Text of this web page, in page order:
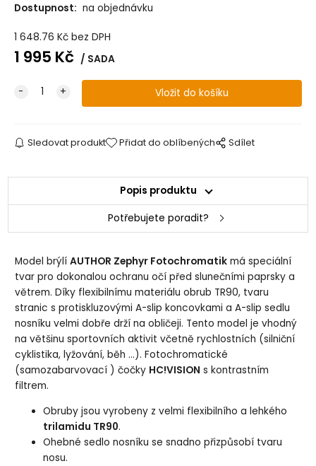
Dostupnost: na objednávku
1 648.76 Kč bez DPH
1 995 Kč SADA
Sledovat produkt Přidat do oblíbených Sdílet
Popis produktu
Potřebujete poradit?
Model brýlíAUTHOR Zephyr Fotochromatik má speciální
tvar pro dokonalou ochranu očí před slunečními paprsky a
větrem. Díky flexibilnímu materiálu obrub TR90, tvaru
stranic s protiskluzovými A-slip koncovkami a A-slip sedlu
nosníku velmi dobře drží na obličeji. Tento model je vhodný
na většinu sportovních aktivit včetně rychlostních (silniční
cyklistika, lyžování, běh …). Fotochromatické
(samozabarvovací ) čočky HC!VISION s kontrastním
filtrem.
Obruby jsou vyrobeny z velmi flexibilního a lehkého
trilamidu TR90.
Ohebné sedlo nosníku se snadno přizpůsobí tvaru
nosu.